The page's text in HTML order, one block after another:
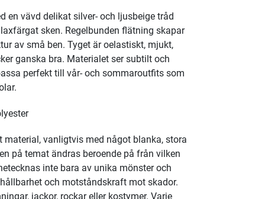
en vävd delikat silver- och ljusbeige tråd
sken. Regelbunden flätning skapar
av små ben. Tyget är oelastiskt, mjukt,
ganska bra. Materialet ser subtilt och
perfekt till vår- och sommaroutfits som
vanligtvis med något blanka, stora
på temat ändras beroende på från vilken
inte bara av unika mönster och
och motståndskraft mot skador.
jackor, rockar eller kostymer. Varje